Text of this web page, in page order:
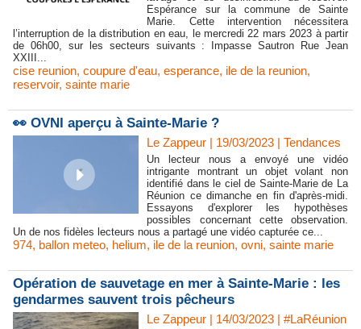
Espérance sur la commune de Sainte
Marie. Cette intervention nécessitera
l’interruption de la distribution en eau, le mercredi 22 mars 2023 à partir
de 06h00, sur les secteurs suivants : Impasse Sautron Rue Jean
XXIII...
cise reunion, coupure d'eau, esperance, ile de la reunion,
reservoir, sainte marie
👀 OVNI aperçu à Sainte-Marie ?
Le Zappeur | 19/03/2023 |Tendances
Un lecteur nous a envoyé une vidéo
intrigante montrant un objet volant non
identifié dans le ciel de Sainte-Marie de La
Réunion ce dimanche en fin d'après-midi.
Essayons d'explorer les hypothèses
possibles concernant cette observation.
Un de nos fidèles lecteurs nous a partagé une vidéo capturée ce...
974, ballon meteo, helium, ile de la reunion, ovni, sainte marie
Opération de sauvetage en mer à Sainte-Marie : les
gendarmes sauvent trois pêcheurs
Le Zappeur | 14/03/2023 |#LaRéunion